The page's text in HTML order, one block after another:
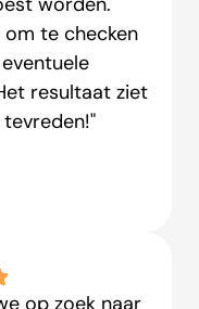
te checken
resultaat ziet
op zoek naar